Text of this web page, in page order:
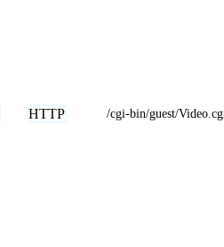
HTTP /cgi-bin/guest/